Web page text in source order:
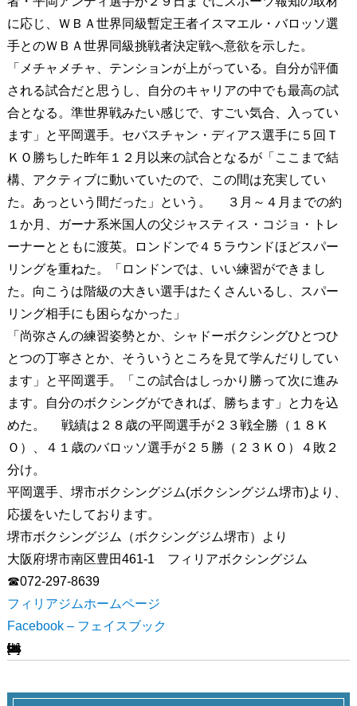
に応じ、ＷＢＡ世界同級暫定王者イスマエル・バロッソ選
手とのＷＢＡ世界同級挑戦者決定戦へ意欲を示した。
「メチャメチャ、テンションが上がっている。自分が評価
される試合だと思うし、自分のキャリアの中でも最高の試
合となる。準世界戦みたい感じで、すごい気合、入ってい
ます」と平岡選手。セバスチャン・ディアス選手に５回Ｔ
ＫＯ勝ちした昨年１２月以来の試合となるが「ここまで結
構、アクティブに動いていたので、この間は充実してい
た。あっという間だった」という。 ３月～４月までの約
１か月、ガーナ系米国人の父ジャスティス・コジョ・トレ
ーナーとともに渡英。ロンドンで４５ラウンドほどスパー
リングを重ねた。「ロンドンでは、いい練習ができまし
た。向こうは階級の大きい選手はたくさんいるし、スパー
リング相手にも困らなかった」
「尚弥さんの練習姿勢とか、シャドーボクシングひとつひ
とつの丁寧さとか、そういうところを見て学んだりしてい
ます」と平岡選手。「この試合はしっかり勝って次に進み
ます。自分のボクシングができれば、勝ちます」と力を込
めた。 戦績は２８歳の平岡選手が２３戦全勝（１８Ｋ
Ｏ）、４１歳のバロッソ選手が２５勝（２３ＫＯ）４敗２
分け。
平岡選手、堺市ボクシングジム(ボクシングジム堺市)より、
応援をいたしております。
堺市ボクシングジム（ボクシングジム堺市）より
大阪府堺市南区豊田461-1 フィリアボクシングジム
☎072-297-8639
フィリアジムホームページ
Facebook – フェイスブック
[ssba-buttons]